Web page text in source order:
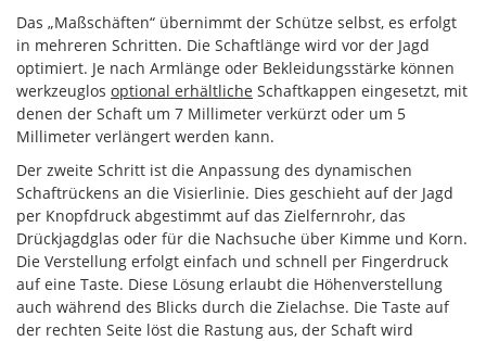
Das „Maßschäften“ übernimmt der Schütze selbst, es erfolgt
in mehreren Schritten. Die Schaftlänge wird vor der Jagd
optimiert. Je nach Armlänge oder Bekleidungsstärke können
werkzeuglos optional erhältliche Schaftkappen eingesetzt, mit
denen der Schaft um 7 Millimeter verkürzt oder um 5
Millimeter verlängert werden kann.
Der zweite Schritt ist die Anpassung des dynamischen
Schaftrückens an die Visierlinie. Dies geschieht auf der Jagd
per Knopfdruck abgestimmt auf das Zielfernrohr, das
Drückjagdglas oder für die Nachsuche über Kimme und Korn.
Die Verstellung erfolgt einfach und schnell per Fingerdruck
auf eine Taste. Diese Lösung erlaubt die Höhenverstellung
auch während des Blicks durch die Zielachse. Die Taste auf
der rechten Seite löst die Rastung aus, der Schaft wird